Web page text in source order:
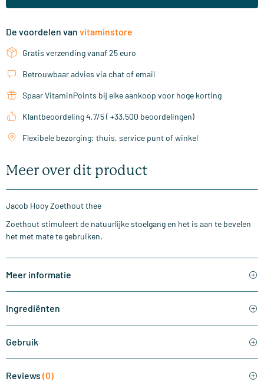
De voordelen van vitaminstore
Gratis verzending vanaf 25 euro
Betrouwbaar advies via chat of email
Spaar VitaminPoints bij elke aankoop voor hoge korting
Klantbeoordeling 4,7/5 ( +33.500 beoordelingen)
Flexibele bezorging: thuis, service punt of winkel
Meer over dit product
Jacob Hooy Zoethout thee
Zoethout stimuleert de natuurlijke stoelgang en het is aan te bevelen
het met mate te gebruiken.
Meer informatie
Ingrediënten
Gebruik
Reviews (0)